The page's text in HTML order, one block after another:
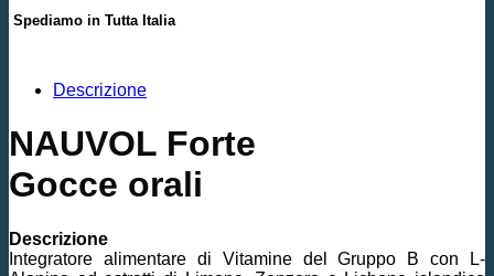
Spediamo in Tutta Italia
Descrizione
NAUVOL Forte
Gocce orali
Descrizione
Integratore alimentare di Vitamine del Gruppo B con L-